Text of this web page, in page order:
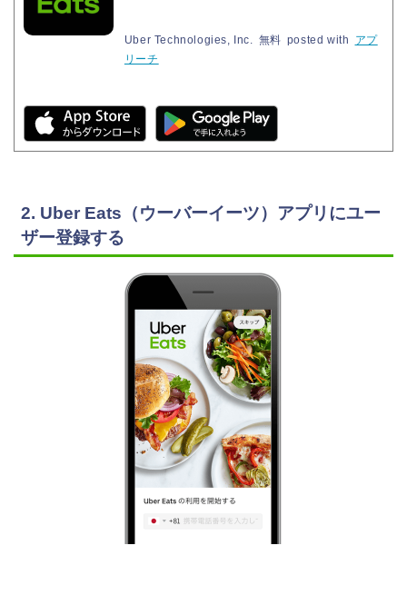
Uber Technologies, Inc. 無料 posted with
アプ
リーチ
2. Uber Eats（ウーバーイーツ）アプリにユー
ザー登録する